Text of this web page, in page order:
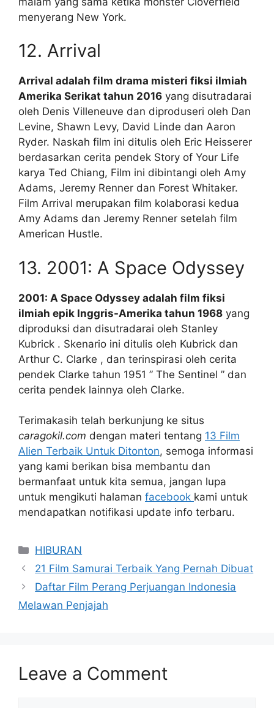
menyerang New York.
12. Arrival
Arrival adalah film drama misteri fiksi ilmiah
Amerika Serikat tahun 2016 yang disutradarai
oleh Denis Villeneuve dan diproduseri oleh Dan
Levine, Shawn Levy, David Linde dan Aaron
Ryder. Naskah film ini ditulis oleh Eric Heisserer
berdasarkan cerita pendek Story of Your Life
karya Ted Chiang, Film ini dibintangi oleh Amy
Adams, Jeremy Renner dan Forest Whitaker.
Film Arrival merupakan film kolaborasi kedua
Amy Adams dan Jeremy Renner setelah film
American Hustle.
13. 2001: A Space Odyssey
2001: A Space Odyssey adalah film fiksi
ilmiah epik Inggris-Amerika tahun 1968 yang
diproduksi dan disutradarai oleh Stanley
Kubrick . Skenario ini ditulis oleh Kubrick dan
Arthur C. Clarke , dan terinspirasi oleh cerita
pendek Clarke tahun 1951 ” The Sentinel ” dan
cerita pendek lainnya oleh Clarke.
Terimakasih telah berkunjung ke situs
caragokil.com dengan materi tentang 13 Film
Alien Terbaik Untuk Ditonton, semoga informasi
yang kami berikan bisa membantu dan
bermanfaat untuk kita semua, jangan lupa
untuk mengikuti halaman facebook kami untuk
mendapatkan notifikasi update info terbaru.
Categories
HIBURAN
21 Film Samurai Terbaik Yang Pernah Dibuat
Daftar Film Perang Perjuangan Indonesia
Melawan Penjajah
Leave a Comment